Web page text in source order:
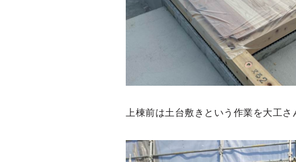
上棟前は土台敷きという作業を大工